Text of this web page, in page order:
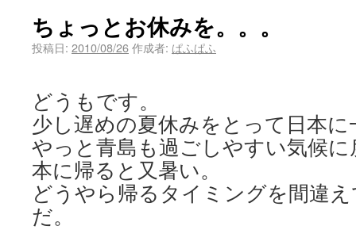
ちょっとお休みを。。。
投稿日: 2010/08/26作成者: ぱふぱふ
どうもです。
少し遅めの夏休みをとって日本
やっと青島も過ごしやすい気候
本に帰ると又暑い。
どうやら帰るタイミングを間違
だ。